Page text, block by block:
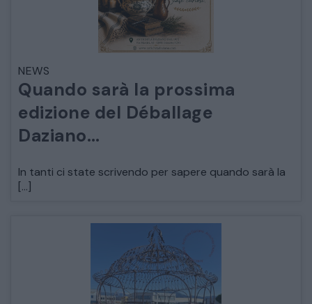
SALE DA PRANZO – STUDIO UFFICIO
DECORAZIONI OGGETTISTICA ILLUMINAZIONE
STILI ED ESPOSIZIONE
STRUMENTI MUSICALI
NEWS
Quando sarà la prossima
edizione del Déballage
Daziano…
In tanti ci state scrivendo per sapere quando sarà la
[…]